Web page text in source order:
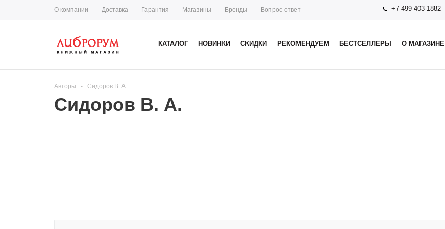
О компании Доставка Гарантия Магазины Бренды Вопрос-ответ +7-499-403-1882
КАТАЛОГ НОВИНКИ СКИДКИ РЕКОМЕНДУЕМ БЕСТСЕЛЛЕРЫ О МАГАЗИНЕ
Авторы - Сидоров В. А.
Сидоров В. А.